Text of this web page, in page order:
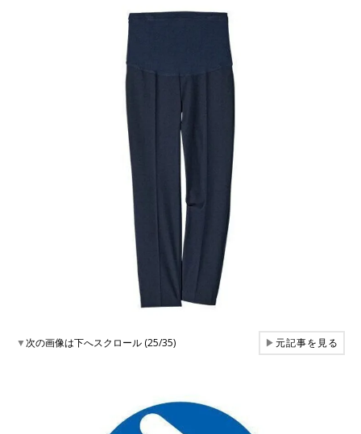
▼次の画像は下へスクロール (25/35) ▶元記事を見る